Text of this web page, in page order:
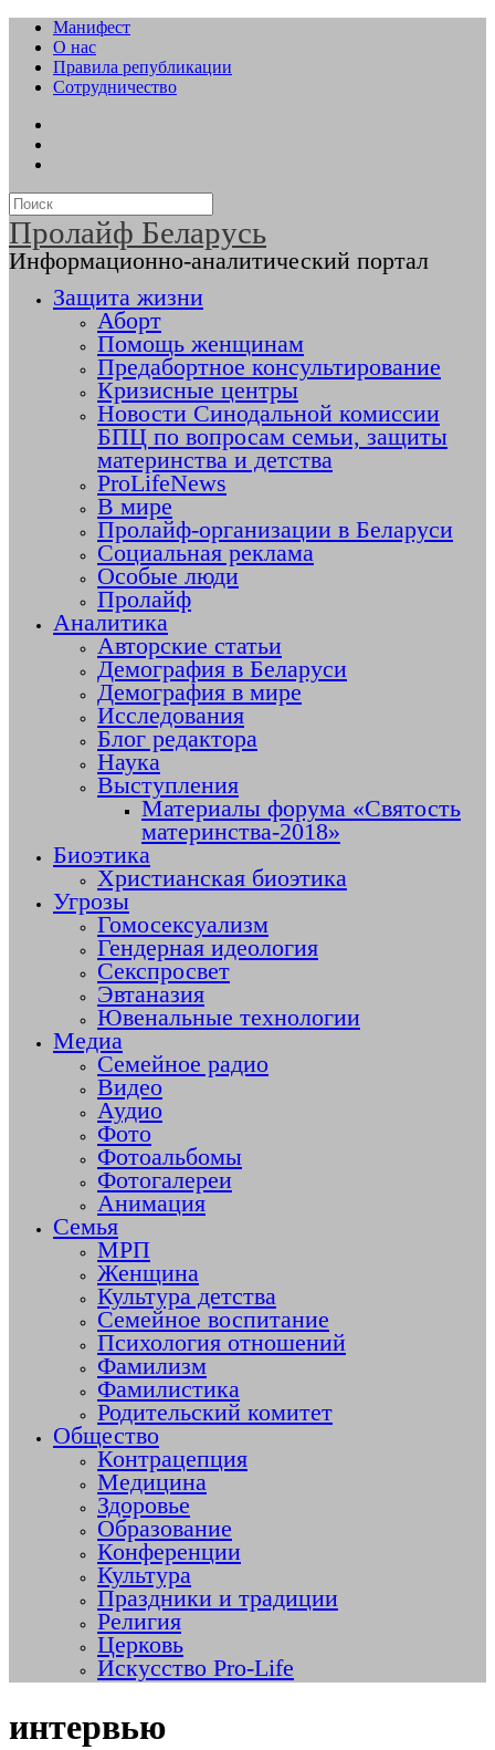
Манифест
О нас
Правила републикации
Сотрудничество
Пролайф Беларусь
Информационно-аналитический портал
Защита жизни
Аборт
Помощь женщинам
Предабортное консультирование
Кризисные центры
Новости Синодальной комиссии
БПЦ по вопросам семьи, защиты
материнства и детства
ProLifeNews
В мире
Пролайф-организации в Беларуси
Социальная реклама
Особые люди
Пролайф
Аналитика
Авторские статьи
Демография в Беларуси
Демография в мире
Исследования
Блог редактора
Наука
Выступления
Материалы форума «Святость
материнства-2018»
Биоэтика
Христианская биоэтика
Угрозы
Гомосексуализм
Гендерная идеология
Секспросвет
Эвтаназия
Ювенальные технологии
Медиа
Семейное радио
Видео
Аудио
Фото
Фотоальбомы
Фотогалереи
Анимация
Семья
МРП
Женщина
Культура детства
Семейное воспитание
Психология отношений
Фамилизм
Фамилистика
Родительский комитет
Общество
Контрацепция
Медицина
Здоровье
Образование
Конференции
Культура
Праздники и традиции
Религия
Церковь
Искусство Pro-Life
интервью